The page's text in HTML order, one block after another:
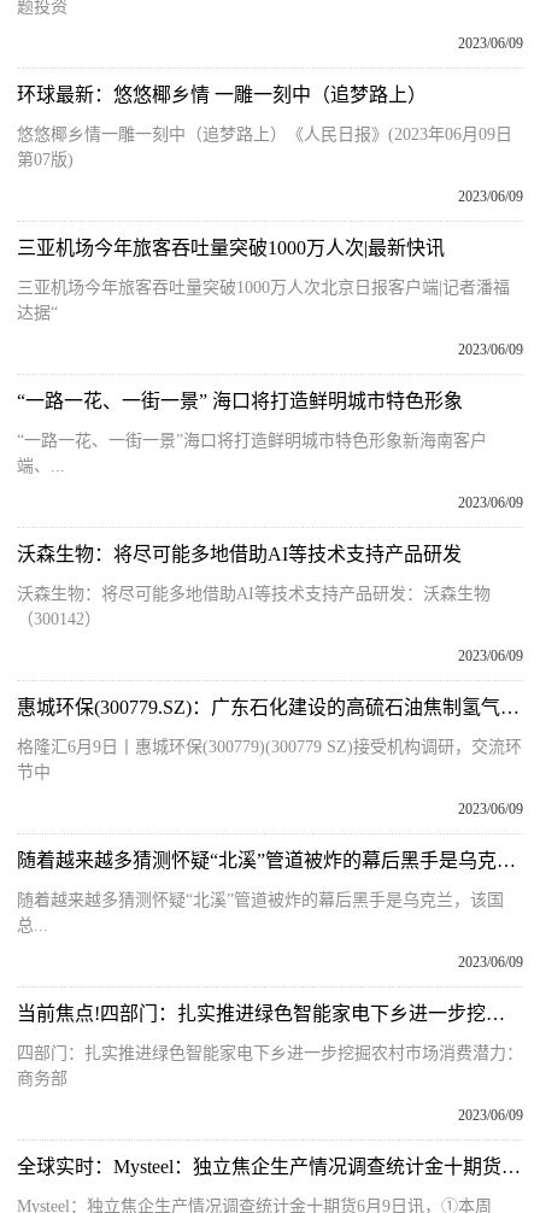
题投资
2023/06/09
环球最新：悠悠椰乡情 一雕一刻中（追梦路上）
悠悠椰乡情一雕一刻中（追梦路上）《人民日报》(2023年06月09日
第07版)
2023/06/09
三亚机场今年旅客吞吐量突破1000万人次|最新快讯
三亚机场今年旅客吞吐量突破1000万人次北京日报客户端|记者潘福
达据“
2023/06/09
“一路一花、一街一景” 海口将打造鲜明城市特色形象
“一路一花、一街一景”海口将打造鲜明城市特色形象新海南客户
端、...
2023/06/09
沃森生物：将尽可能多地借助AI等技术支持产品研发
沃森生物：将尽可能多地借助AI等技术支持产品研发：沃森生物
（300142）
2023/06/09
惠城环保(300779.SZ)：广东石化建设的高硫石油焦制氢气项目是全国首套装置_头条
格隆汇6月9日丨惠城环保(300779)(300779 SZ)接受机构调研，交流环
节中
2023/06/09
随着越来越多猜测怀疑“北溪”管道被炸的幕后黑手是乌克兰，该国总统泽连斯基7日对此予以否认。据法新社8日报道，泽连斯基7日在接受德国《图片报》采访时说，身为总统，
随着越来越多猜测怀疑“北溪”管道被炸的幕后黑手是乌克兰，该国
总...
2023/06/09
当前焦点!四部门：扎实推进绿色智能家电下乡进一步挖掘农村市场消费潜力
四部门：扎实推进绿色智能家电下乡进一步挖掘农村市场消费潜力：
商务部
2023/06/09
全球实时：Mysteel：独立焦企生产情况调查统计金十期货6月9日讯，①本周Mysteel统计独立焦企全样本
Mysteel：独立焦企生产情况调查统计金十期货6月9日讯，①本周